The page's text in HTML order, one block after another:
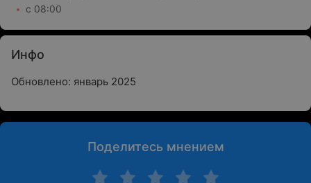
с 08:00
Инфо
Обновлено: январь 2025
Поделитесь мнением